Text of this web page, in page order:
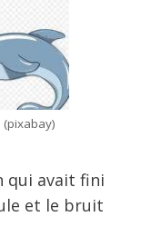
qui avait fini
et le bruit